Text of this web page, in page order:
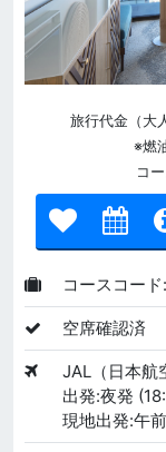
旅行代金（大
※燃
コ
コースコー
空席確認済
JAL（日本航
出発:夜発
現地出発:午